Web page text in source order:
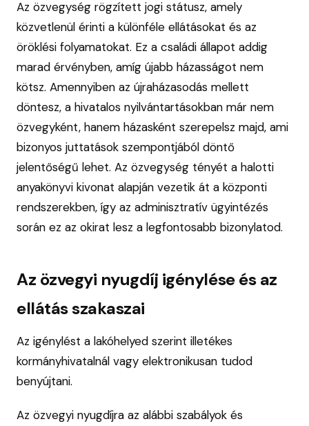
Az özvegység rögzített jogi státusz, amely
közvetlenül érinti a különféle ellátásokat és az
öröklési folyamatokat. Ez a családi állapot addig
marad érvényben, amíg újabb házasságot nem
kötsz. Amennyiben az újraházasodás mellett
döntesz, a hivatalos nyilvántartásokban már nem
özvegyként, hanem házasként szerepelsz majd, ami
bizonyos juttatások szempontjából döntő
jelentőségű lehet. Az özvegység tényét a halotti
anyakönyvi kivonat alapján vezetik át a központi
rendszerekben, így az adminisztratív ügyintézés
során ez az okirat lesz a legfontosabb bizonylatod.
Az özvegyi nyugdíj igénylése és az
ellátás szakaszai
Az igénylést a lakóhelyed szerint illetékes
kormányhivatalnál vagy elektronikusan tudod
benyújtani.
Az özvegyi nyugdíjra az alábbi szabályok és